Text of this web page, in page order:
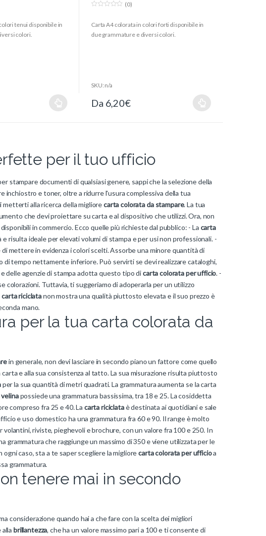
tenui disponibile in
colori.
u
o
(0)
Carta A4 colorata in colori forti disponibile in
due grammature e diversi colori.
SKU: n/a
Da 6,20€
per il tuo ufficio
stampare documenti di qualsiasi genere, sappi che la selezione della
inchiostro e toner, oltre a ridurre l'usura complessiva della tua
alla ricerca della migliorecarta colorata da stampare. La tua
che devi proiettare su carta e al dispositivo che utilizzi. Ora, non
in commercio. Ecco quelle più richieste dal pubblico: - La carta
risulta ideale per elevati volumi di stampa e per usi non professionali. -
mettere in evidenza i colori scelti. Assorbe una minore quantità di
tempo nettamente inferiore. Può servirti se devi realizzare cataloghi,
delle agenzie di stampa adotta questo tipo dicarta colorata per ufficio. -
colorazioni. Tuttavia, ti suggeriamo di adoperarla per un utilizzo
carta riciclatanon mostra una qualità piuttosto elevata e il suo prezzo è
mano.
per la tua carta colorata da
in generale, non devi lasciare in secondo piano un fattore come quello
e alla sua consistenza al tatto. La sua misurazione risulta piuttosto
per la sua quantità di metri quadrati. La grammatura aumenta se la carta
velinapossiede una grammatura bassissima, tra 18 e 25. La cosiddetta
compreso fra 25 e 40. La carta riciclataè destinata ai quotidiani e sale
e uso domestico ha una grammatura fra 60 e 90. Il range è molto
volantini, riviste, pieghevoli e brochure, con un valore fra 100 e 250. In
grammatura che raggiunge un massimo di 350 e viene utilizzata per le
caso, sta a te saper scegliere la migliorecarta colorata per ufficioa
grammatura.
tenere mai in secondo
considerazione quando hai a che fare con la scelta dei migliori
brillantezza, che ha un valore massimo pari a 100 e ti consente di